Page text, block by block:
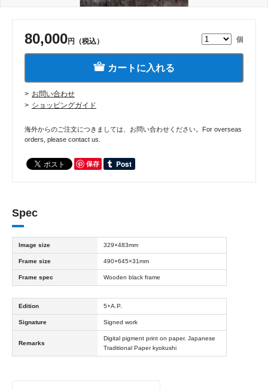
80,000円（税込） 個
カートに入れる
お問い合わせ
ショッピングガイド
海外からのご注文につきましては、お問い合わせください。For overseas
orders, please contact us.
保存
Spec
Image size 329×483mm
Frame size 490×645×31mm
Frame spec Wooden black frame
Edition 5+A.P.
Signature Signed work
Remarks
Digital pigment print on paper. Japanese
Traditional Paper kyokushi